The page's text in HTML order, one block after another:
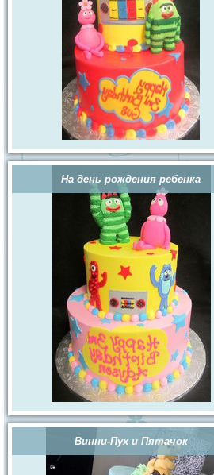
На день рождения ребенка
Винни-Пух и Пятачок